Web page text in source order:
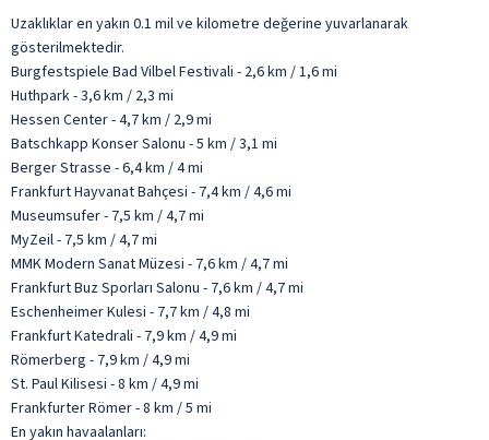
Uzaklıklar en yakın 0.1 mil ve kilometre değerine yuvarlanarak
gösterilmektedir.
Burgfestspiele Bad Vilbel Festivali - 2,6 km / 1,6 mi
Huthpark - 3,6 km / 2,3 mi
Hessen Center - 4,7 km / 2,9 mi
Batschkapp Konser Salonu - 5 km / 3,1 mi
Berger Strasse - 6,4 km / 4 mi
Frankfurt Hayvanat Bahçesi - 7,4 km / 4,6 mi
Museumsufer - 7,5 km / 4,7 mi
MyZeil - 7,5 km / 4,7 mi
MMK Modern Sanat Müzesi - 7,6 km / 4,7 mi
Frankfurt Buz Sporları Salonu - 7,6 km / 4,7 mi
Eschenheimer Kulesi - 7,7 km / 4,8 mi
Frankfurt Katedrali - 7,9 km / 4,9 mi
Römerberg - 7,9 km / 4,9 mi
St. Paul Kilisesi - 8 km / 4,9 mi
Frankfurter Römer - 8 km / 5 mi
En yakın havaalanları: